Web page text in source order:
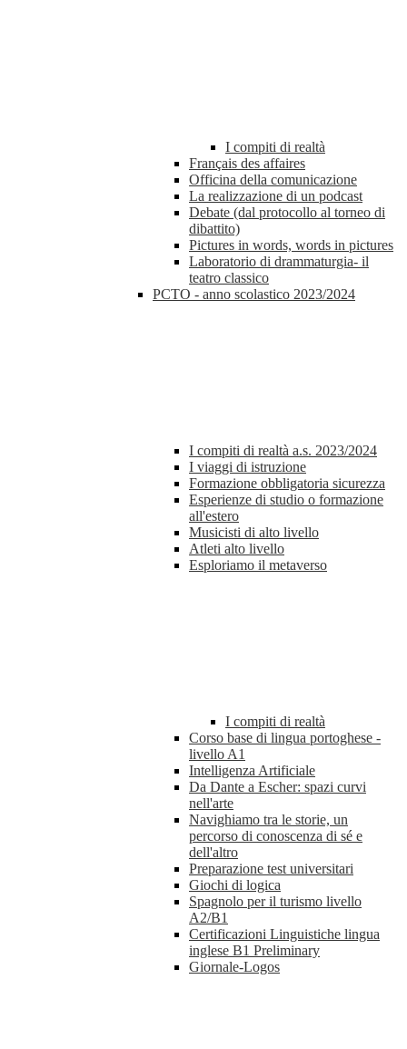
I compiti di realtà
Français des affaires
Officina della comunicazione
La realizzazione di un podcast
Debate (dal protocollo al torneo di
dibattito)
Pictures in words, words in pictures
Laboratorio di drammaturgia- il
teatro classico
PCTO - anno scolastico 2023/2024
I compiti di realtà a.s. 2023/2024
I viaggi di istruzione
Formazione obbligatoria sicurezza
Esperienze di studio o formazione
all'estero
Musicisti di alto livello
Atleti alto livello
Esploriamo il metaverso
I compiti di realtà
Corso base di lingua portoghese -
livello A1
Intelligenza Artificiale
Da Dante a Escher: spazi curvi
nell'arte
Navighiamo tra le storie, un
percorso di conoscenza di sé e
dell'altro
Preparazione test universitari
Giochi di logica
Spagnolo per il turismo livello
A2/B1
Certificazioni Linguistiche lingua
inglese B1 Preliminary
Giornale-Logos